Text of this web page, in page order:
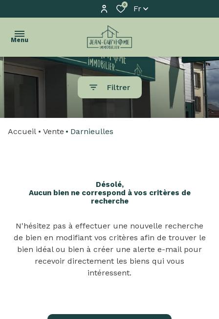
0 Fr
Menu
accueil
louer
biens
loués
Filtrer
Accueil Vente Darnieulles
Désolé,
Aucun bien ne correspond à vos critères de
recherche
N'hésitez pas à effectuer une nouvelle recherche
de bien en modifiant vos critères afin de trouver le
bien idéal ou bien à créer une alerte e-mail pour
recevoir directement les biens qui vous
intéressent.